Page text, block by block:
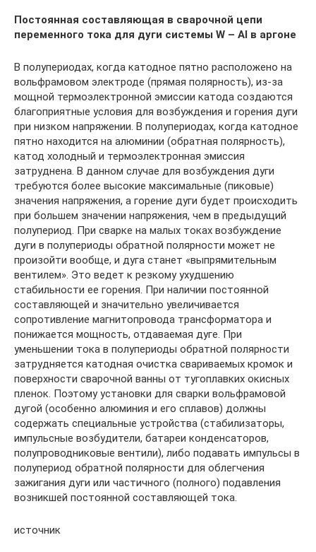
Постоянная составляющая в сварочной цепи
переменного тока для дуги системы W – Al в аргоне
В полупериодах, когда катодное пятно расположено на
вольфрамовом электроде (прямая полярность), из-за
мощной термоэлектронной эмиссии катода создаются
благоприятные условия для возбуждения и горения дуги
при низком напряжении. В полупериодах, когда катодное
пятно находится на алюминии (обратная полярность),
катод холодный и термоэлектронная эмиссия
затруднена. В данном случае для возбуждения дуги
требуются более высокие максимальные (пиковые)
значения напряжения, а горение дуги будет происходить
при большем значении напряжения, чем в предыдущий
полупериод. При сварке на малых токах возбуждение
дуги в полупериоды обратной полярности может не
произойти вообще, и дуга станет «выпрямительным
вентилем». Это ведет к резкому ухудшению
стабильности ее горения. При наличии постоянной
составляющей и значительно увеличивается
сопротивление магнитопровода трансформатора и
понижается мощность, отдаваемая дуге. При
уменьшении тока в полупериоды обратной полярности
затрудняется катодная очистка свариваемых кромок и
поверхности сварочной ванны от тугоплавких окисных
пленок. Поэтому установки для сварки вольфрамовой
дугой (особенно алюминия и его сплавов) должны
содержать специальные устройства (стабилизаторы,
импульсные возбудители, батареи конденсаторов,
полупроводниковые вентили), либо подавать импульсы в
полупериод обратной полярности для облегчения
зажигания дуги или частичного (полного) подавления
возникшей постоянной составляющей тока.
источник